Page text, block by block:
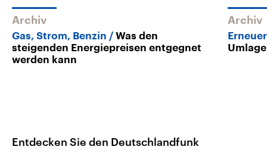
Archiv
Gas, Strom, Benzin
Was den
steigenden Energiepreisen entgegnet
werden kann
Archiv
Entdecken Sie den Deutschlandfunk